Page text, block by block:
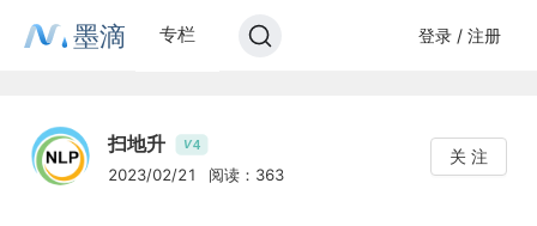
墨滴 专栏 登录 / 注册
扫地升 V4
2023/02/21 阅读：363
关 注